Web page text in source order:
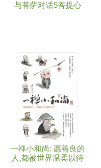
与菩萨对话5菩提心
一禅小和尚: 愿善良的
人,都被世界温柔以待